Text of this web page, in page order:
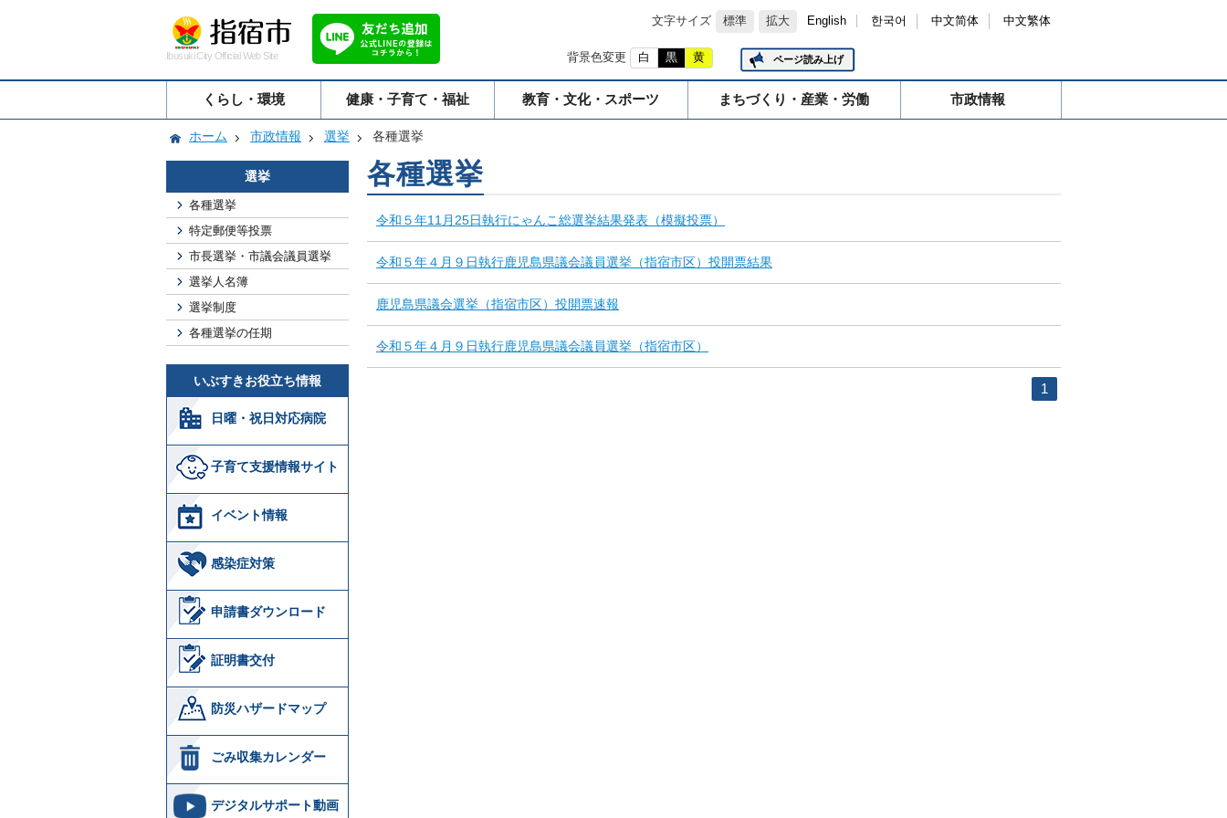
文字サイズ 標準 拡大 English 한국어 中文简体 中文繁体
Ibusuki City Official Web Site 背景色変更 白 黒 黄 ページ読み上げ
くらし・環境 健康・子育て・福祉 教育・文化・スポーツ まちづくり・産業・労働 市政情報
ホーム 市政情報 選挙 各種選挙
選挙
各種選挙
特定郵便等投票
市長選挙・市議会議員選挙
選挙人名簿
選挙制度
各種選挙の任期
いぶすきお役立ち情報
日曜・祝日対応病院
子育て支援情報サイト
イベント情報
感染症対策
申請書ダウンロード
証明書交付
防災ハザードマップ
ごみ収集カレンダー
デジタルサポート動画
各種選挙
令和５年11月25日執行にゃんこ総選挙結果発表（模擬投票）
令和５年４月９日執行鹿児島県議会議員選挙（指宿市区）投開票結果
鹿児島県議会選挙（指宿市区）投開票速報
令和５年４月９日執行鹿児島県議会議員選挙（指宿市区）
1